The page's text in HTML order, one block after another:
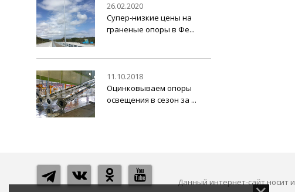
26.02.2020
Супер-низкие цены на
граненые опоры в Фе...
11.10.2018
Оцинковываем опоры
освещения в сезон за ...
Данный интернет-сайт носит